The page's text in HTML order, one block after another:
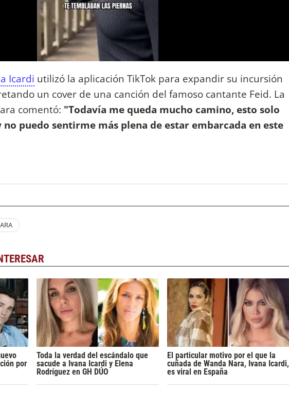
Icardi utilizó la aplicación TikTok para expandir su incursión
un cover de una canción del famoso cantante Feid. La
comentó: "Todavía me queda mucho camino, esto solo
no puedo sentirme más plena de estar embarcada en este
por
Toda la verdad del escándalo que
sacude a Ivana Icardi y Elena
Rodríguez en GH DÚO
El particular motivo por el que la
cuñada de Wanda Nara, Ivana Icardi,
es viral en España